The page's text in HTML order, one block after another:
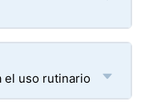
el uso rutinario